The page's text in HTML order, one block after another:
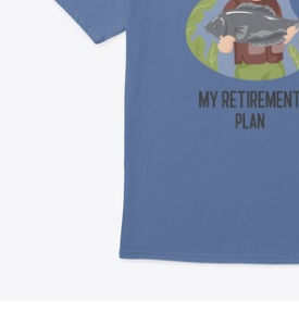
Verkoop overal
Verkoop alles